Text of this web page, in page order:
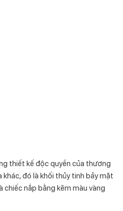
thiết kế độc quyền của thương
đó là khối thủy tinh bảy mặt
nắp bằng kẽm màu vàng